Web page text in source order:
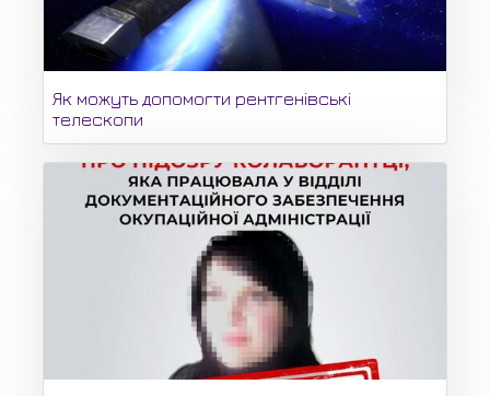
Як можуть допомогти рентгенівські
телескопи